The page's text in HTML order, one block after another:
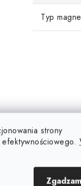
strony
Typ